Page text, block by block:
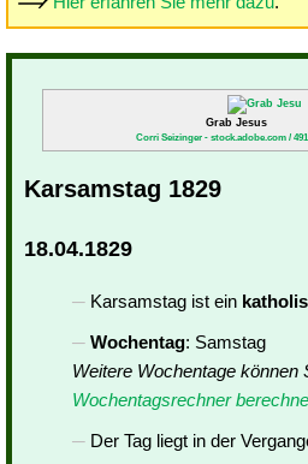
Grab Jesus
Corri Seizinger - stock.adobe.com /
Karsamstag 1829
18.04.1829
Karsamstag ist ein
Wochentag: Samstag
Weitere Wochentage können
Wochentagsrechner
Der Tag liegt in der